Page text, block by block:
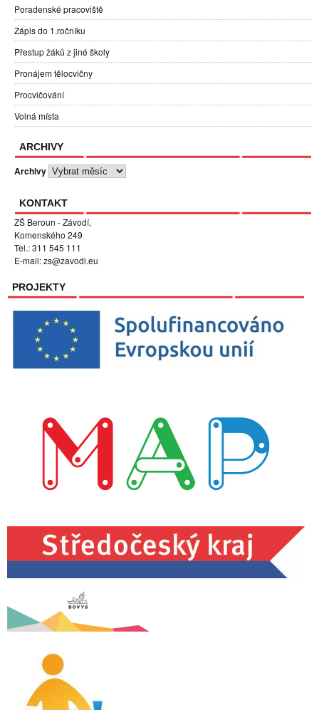
Poradenské pracoviště
Zápis do 1.ročníku
Přestup žáků z jiné školy
Pronájem tělocvičny
Procvičování
Volná místa
ARCHIVY
Archivy
KONTAKT
ZŠ Beroun - Závodí,
Komenského 249
Tel.: 311 545 111
E-mail:zs@zavodi.eu
PROJEKTY